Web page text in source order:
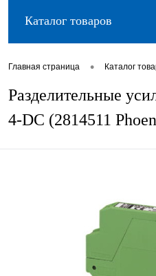
Каталог товаров
Главная страница • Каталог
Разделительные
4-DC (2814511